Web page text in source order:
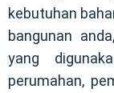
kebutuhan
bangunan
yang
perumahan,